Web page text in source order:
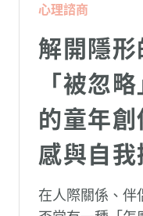
心理諮商
解開隱
「被忽
的童年
感與自我
在人際關係、伴